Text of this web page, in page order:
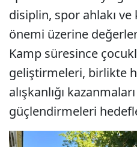
disiplin, spor ahlakı ve
önemi üzerine
Kamp süresince
geliştirmeleri, birlikte
alışkanlığı
güçlendirmeleri